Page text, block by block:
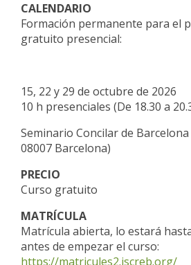
CALENDARIO
Formación permanente para el
gratuito presencial:
15, 22 y 29 de octubre de 2026
10 h presenciales (De 18.30 a
Seminario Concilar de
08007 Barcelona)
PRECIO
Curso gratuito
MATRÍCULA
Matrícula abierta, lo estará
antes de empezar el curso:
https://matricules2.iscreb.org/